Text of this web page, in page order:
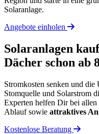
Solaranlage.
Angebote einholen
Solaranlagen
Dächer schon ab
Stromkosten senken und
Stomquelle und Solarstrom
Experten helfen Dir bei allen
Ablauf sowie attraktives
Kostenlose Beratung